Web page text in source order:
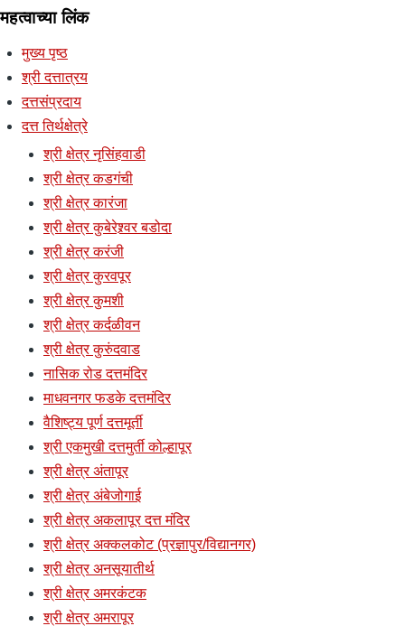
महत्वाच्या लिंक
मुख्य पृष्ठ
श्री दत्तात्रय
दत्तसंप्रदाय
दत्त तिर्थक्षेत्रे
श्री क्षेत्र नृसिंहवाडी
श्री क्षेत्र कडगंची
श्री क्षेत्र कारंजा
श्री क्षेत्र कुबेरेश्र्वर बडोदा
श्री क्षेत्र करंजी
श्री क्षेत्र कुरवपूर
श्री क्षेत्र कुमशी
श्री क्षेत्र कर्दळीवन
श्री क्षेत्र कुरुंदवाड
नासिक रोड दत्तमंदिर
माधवनगर फडके दत्तमंदिर
वैशिष्ट्य पूर्ण दत्तमूर्ती
श्री एकमुखी दत्तमुर्ती कोल्हापूर
श्री क्षेत्र अंतापूर
श्री क्षेत्र अंबेजोगाई
श्री क्षेत्र अकलापूर दत्त मंदिर
श्री क्षेत्र अक्कलकोट (प्रज्ञापुर/विद्यानगर)
श्री क्षेत्र अनसूयातीर्थ
श्री क्षेत्र अमरकंटक
श्री क्षेत्र अमरापूर